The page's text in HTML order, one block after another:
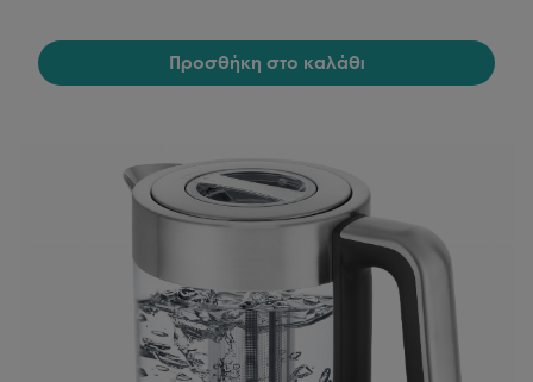
Προσθήκη στο καλάθι